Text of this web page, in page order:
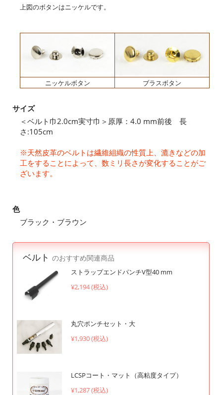
上図のボタンはニッケルです。
ニッケルボタン ブラスボタン
サイズ
＜ベルト巾2.0cm実寸巾＞原厚：4.0 mm前後 長
さ:105cm
※天然皮革のベルトは繊維組織の性質上、漉きなどの加
工をすることによって、数ミリ長さが変化することがご
ざいます。
色
ブラック・ブラウン
ベルト のおすすめ関連商品
ストラップエンドパンチV型40 mm
¥2,194 (税込)
丸穴ポンチセット・大
¥1,930 (税込)
LCSPコート・マット（高粘度タイプ）
¥1,287 (税込)